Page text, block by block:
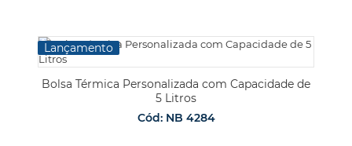
Lançamento
Bolsa Térmica Personalizada com Capacidade de
5 Litros
Cód: NB 4284